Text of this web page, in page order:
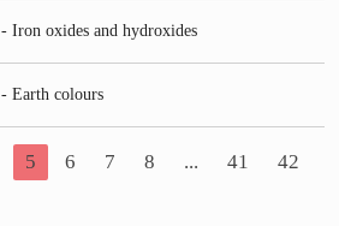
- Iron oxides and hydroxides
- Earth colours
5 6 7 8 ... 41
42